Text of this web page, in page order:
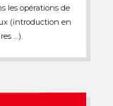
les opérations de
(introduction en
…).